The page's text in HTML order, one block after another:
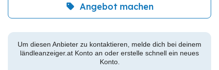
Angebot machen
Um diesen Anbieter zu kontaktieren, melde dich bei deinem
ländleanzeiger.at Konto an oder erstelle schnell ein neues
Konto.